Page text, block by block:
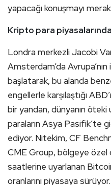
yapacağı konuşmayı
Kripto para
Londra merkezli Jacobi
Amsterdam’da
başlatarak, bu alanda
engellerle karşılaştığı
bir yandan, dünyanın
paraların Asya Pasifik’te
ediyor. Nitekim, CF
CME Group, bölgeye özel
saatlerine uyarlanan
oranlarını piyasaya sürüyor.